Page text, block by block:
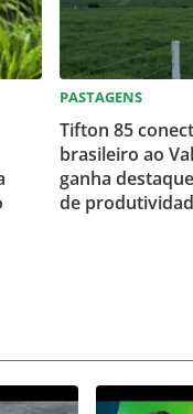
PASTAGENS
Tifton 85
brasileiro ao
ganha
de